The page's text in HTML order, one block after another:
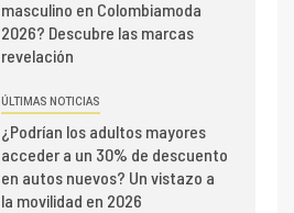
masculino en Colombiamoda
2026? Descubre las marcas
revelación
ÚLTIMAS NOTICIAS
¿Podrían los adultos mayores
acceder a un 30% de descuento
en autos nuevos? Un vistazo a
la movilidad en 2026